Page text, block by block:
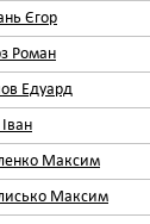
Єгор
Роман
Едуард
Максим
Максим